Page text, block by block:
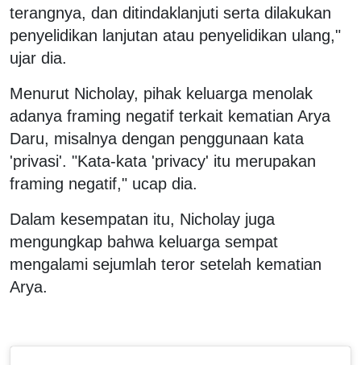
terangnya, dan ditindaklanjuti serta dilakukan
penyelidikan lanjutan atau penyelidikan ulang,"
ujar dia.
Menurut Nicholay, pihak keluarga menolak
adanya framing negatif terkait kematian Arya
Daru, misalnya dengan penggunaan kata
'privasi'. "Kata-kata 'privacy' itu merupakan
framing negatif," ucap dia.
Dalam kesempatan itu, Nicholay juga
mengungkap bahwa keluarga sempat
mengalami sejumlah teror setelah kematian
Arya.